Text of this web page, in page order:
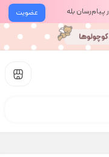
عضویت پیام‌رسان بله